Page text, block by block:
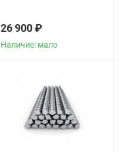
26 900 ₽
Наличие: мало